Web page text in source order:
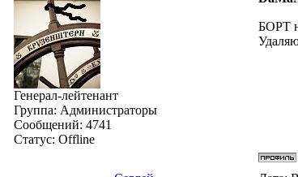
Генерал-лейтенант
Группа: Администраторы
Сообщений: 4741
Статус: Offline
БОРТ